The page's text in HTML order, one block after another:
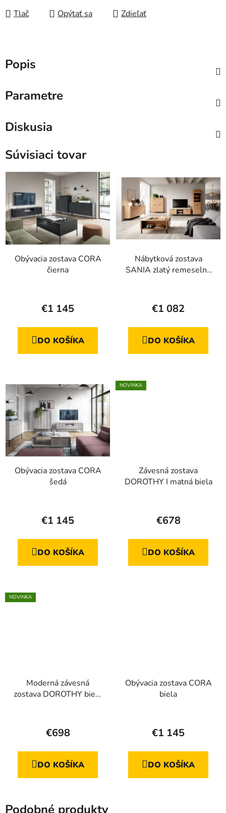
Tlač Opýtať sa Zdieľať
Popis
Parametre
Diskusia
Súvisiaci tovar
Obývacia zostava CORA
čierna
hodnotenie
je
4,8
hviezdičiek.
€1 145
DO KOŠÍKA
Nábytková zostava
SANIA zlatý remeselný
hodnotenie
je
5,0
€1 082
DO KOŠÍKA
Obývacia zostava CORA
šedá
hodnotenie
je
4,1
€1 145
DO KOŠÍKA
NOVINKA
Závesná zostava
DOROTHY I matná biela
€678
DO KOŠÍKA
NOVINKA
Moderná závesná
zostava DOROTHY biela
€698
DO KOŠÍKA
Obývacia zostava CORA
biela
hodnotenie
je
4,8
€1 145
DO KOŠÍKA
Podobné produkty